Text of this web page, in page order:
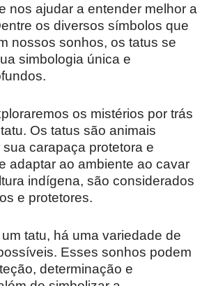
nos ajudar a entender melhor a
os diversos símbolos que
nossos sonhos, os tatus se
simbologia única e
os mistérios por trás
Os tatus são animais
carapaça protetora e
adaptar ao ambiente ao cavar
indígena, são considerados
e protetores.
tatu, há uma variedade de
Esses sonhos podem
determinação e